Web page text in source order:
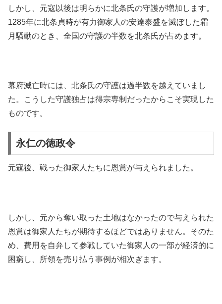
しかし、元寇以後は明らかに北条氏の守護が増加します。
1285年に北条貞時が有力御家人の安達泰盛を滅ぼした霜
月騒動のとき、全国の守護の半数を北条氏が占めます。
幕府滅亡時には、北条氏の守護は過半数を越えていまし
た。こうした守護独占は得宗専制だったからこそ実現した
ものです。
永仁の徳政令
元寇後、戦った御家人たちに恩賞が与えられました。
しかし、元から奪い取った土地はなかったので与えられた
恩賞は御家人たちが期待するほどではありません。そのた
め、費用を自弁して参戦していた御家人の一部が経済的に
困窮し、所領を売り払う事例が相次ぎます。